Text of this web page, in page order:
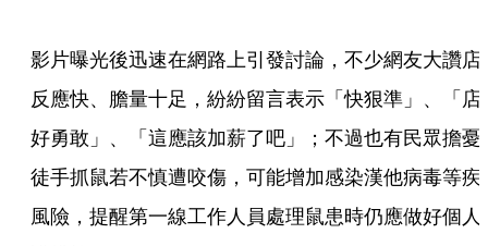
影片曝光後迅速在網路上引發討論，不少網友大讚店
反應快、膽量十足，紛紛留言表示「快狠準」、「店
好勇敢」、「這應該加薪了吧」；不過也有民眾擔憂
徒手抓鼠若不慎遭咬傷，可能增加感染漢他病毒等疾
風險，提醒第一線工作人員處理鼠患時仍應做好個人